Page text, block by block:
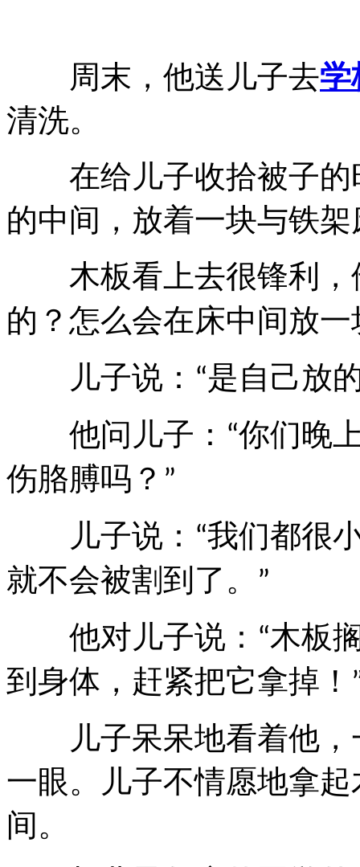
周末，他送儿子去学
清洗。
在给儿子收拾被子的
的中间，放着一块与铁
木板看上去很锋利，
的？怎么会在床中间放
儿子说： “是自己放
他问儿子： “你们晚
伤胳膊吗？ ”
儿子说： “我们都很
就不会被割到了。
”
他对儿子说： “木板
到身体，赶紧把它拿掉！
儿子呆呆地看着他，
一眼。儿子不情愿地拿
间。